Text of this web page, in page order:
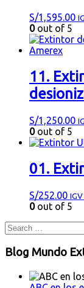
S/1,595.00
0out of 5
11.
S/1,250.00
0out of 5
01.
S/252.00
0out of 5
Blog Mundo